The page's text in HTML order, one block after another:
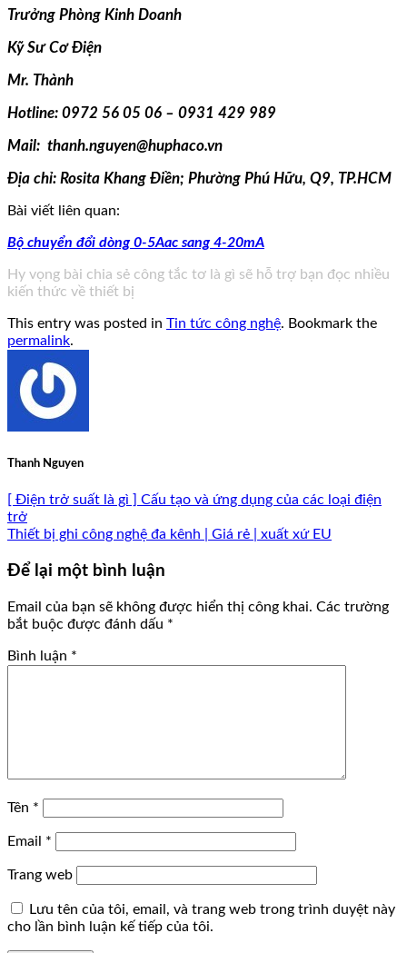
Trưởng Phòng Kinh Doanh
KỹSưCơ Điện
Mr. Thành
Hotline: 0972 56 05 06 – 0931 429 989
Mail: thanh.nguyen@huphaco.vn
Địa chỉ: Rosita Khang Điền; Phường Phú Hữu, Q9, TP.HCM
Bài viết liên quan:
Bộ chuyển đổi dòng 0-5Aac sang 4-20mA
Hy vọng bài chia sẻ công tắc tơ là gì sẽ hỗ trợ bạn đọc nhiều
kiến thức về thiết bị
This entry was posted in Tin tức công nghệ. Bookmark the
permalink.
Thanh Nguyen
[ Điện trở suất là gì ] Cấu tạo và ứng dụng của các loại điện
trở
Thiết bị ghi công nghệ đa kênh | Giá rẻ | xuất xứ EU
Để lại một bình luận
Email của bạn sẽ không được hiển thị công khai. Các trường
bắt buộc được đánh dấu *
Bình luận *
Tên *
Email *
Trang web
Lưu tên của tôi, email, và trang web trong trình duyệt này
cho lần bình luận kế tiếp của tôi.